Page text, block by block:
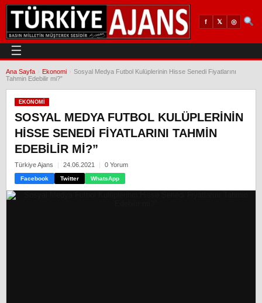
f 𝕏 ◎
☰
Ana Sayfa Ekonomi
Sosyal Medya Futbol Kulüplerinin Hisse Senedi Fiyatlarını
Tahmin Edebilir mi?”
EKONOMI
SOSYAL MEDYA FUTBOL KULÜPLERININ
HISSE SENEDI FIYATLARINI TAHMIN
EDEBILIR MI?”
Türkiye Ajans 24.06.2021 0 Yorum
Facebook Twitter WhatsApp